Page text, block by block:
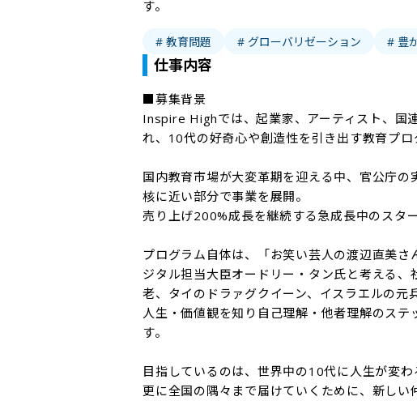
# 教育問題 # グローバリゼーション # 豊
仕事内容
■募集背景
Inspire Highでは、起業家、アーティスト、国
れ、10代の好奇心や創造性を引き出す教育プ
国内教育市場が大変革期を迎える中、官公庁
核に近い部分で事業を展開。
売り上げ200%成長を継続する急成長中のスタ
プログラム自体は、「お笑い芸人の渡辺直美
ジタル担当大臣オードリー・タン氏と考える
老、タイのドラァグクイーン、イスラエルの
人生・価値観を知り自己理解・他者理解のス
す。
目指しているのは、世界中の10代に人生が変
更に全国の隅々まで届けていくために、新しい